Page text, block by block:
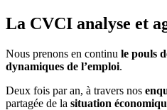
La CVCI analyse et
Nous prenons en continu le pouls
dynamiques de l’emploi.
Deux fois par an, à travers nos
partagée de la situation